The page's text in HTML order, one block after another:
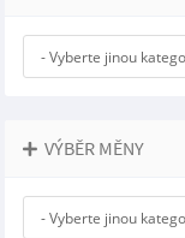
VÝBĚR MĚNY